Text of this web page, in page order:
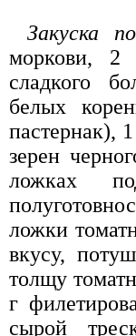
Закуска
моркови, 2
сладкого
белых
пастернак),
зерен
ложках
ложки
вкусу,
толщу
г
сырой